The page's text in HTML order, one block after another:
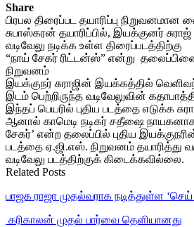
Share
பிரபல திரைப்பட தயாரிப்பு
சுபாஸ்கரன் தயாரிப்பில், இயக்குனர்
வடிவேலு நடிக்க உள்ள திரைப்படத்திற்கு
“நாய் சேகர் ரிட்டன்ஸ்” என்று
நிறுவனம்
இயக்குநர் சுராஜின் இயக்கத்தில்
இடம் பெற்றிருந்த வடிவேலுவின்
இந்தப் பெயரில் புதிய படத்தை எடுக்க
ஆனால் காமெடி நடிகர் சதீஷை
சேகர்’ என்ற தலைப்பில் புதிய
படத்தை ஏ.ஜி.எஸ். நிறுவனம் தயாரித்து
வடிவேலு படத்திற்குக் கிடைக்கவில்லை.
Related Posts
பாஜக ராஜா முதல்வராக நடித்துள்ள
‎ கரிகாலன் முதல் பார்வை தெளியானது